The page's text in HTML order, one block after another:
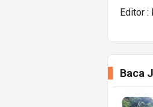
Editor :
Baca